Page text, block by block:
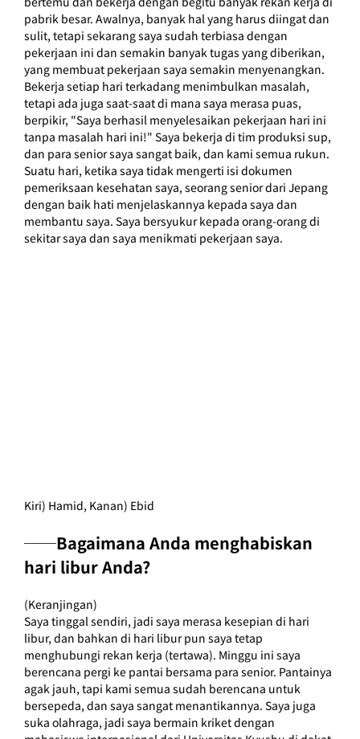
pabrik besar. Awalnya, banyak hal yang harus diingat dan
sulit, tetapi sekarang saya sudah terbiasa dengan
pekerjaan ini dan semakin banyak tugas yang diberikan,
yang membuat pekerjaan saya semakin menyenangkan.
Bekerja setiap hari terkadang menimbulkan masalah,
tetapi ada juga saat-saat di mana saya merasa puas,
berpikir, "Saya berhasil menyelesaikan pekerjaan hari ini
tanpa masalah hari ini!" Saya bekerja di tim produksi sup,
dan para senior saya sangat baik, dan kami semua rukun.
Suatu hari, ketika saya tidak mengerti isi dokumen
pemeriksaan kesehatan saya, seorang senior dari Jepang
dengan baik hati menjelaskannya kepada saya dan
membantu saya. Saya bersyukur kepada orang-orang di
sekitar saya dan saya menikmati pekerjaan saya.
Kiri) Hamid, Kanan) Ebid
──Bagaimana Anda menghabiskan
hari libur Anda?
(Keranjingan)
Saya tinggal sendiri, jadi saya merasa kesepian di hari
libur, dan bahkan di hari libur pun saya tetap
menghubungi rekan kerja (tertawa). Minggu ini saya
berencana pergi ke pantai bersama para senior. Pantainya
agak jauh, tapi kami semua sudah berencana untuk
bersepeda, dan saya sangat menantikannya. Saya juga
suka olahraga, jadi saya bermain kriket dengan